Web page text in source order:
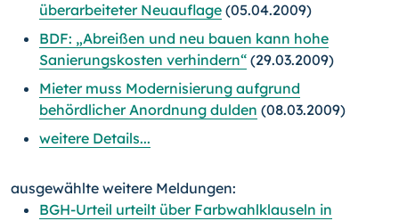
überarbeiteter Neuauflage (05.04.2009)
BDF: „Abreißen und neu bauen kann hohe
Sanierungskosten verhindern“ (29.03.2009)
Mieter muss Modernisierung aufgrund
behördlicher Anordnung dulden (08.03.2009)
weitere Details...
ausgewählte weitere Meldungen:
BGH-Urteil urteilt über Farbwahlklauseln in